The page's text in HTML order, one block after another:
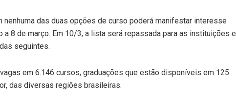
nenhuma das duas opções de curso poderá manifestar interesse
8 de março. Em 10/3, a lista será repassada para as instituições e
seguintes.
em 6.146 cursos, graduações que estão disponíveis em 125
das diversas regiões brasileiras.